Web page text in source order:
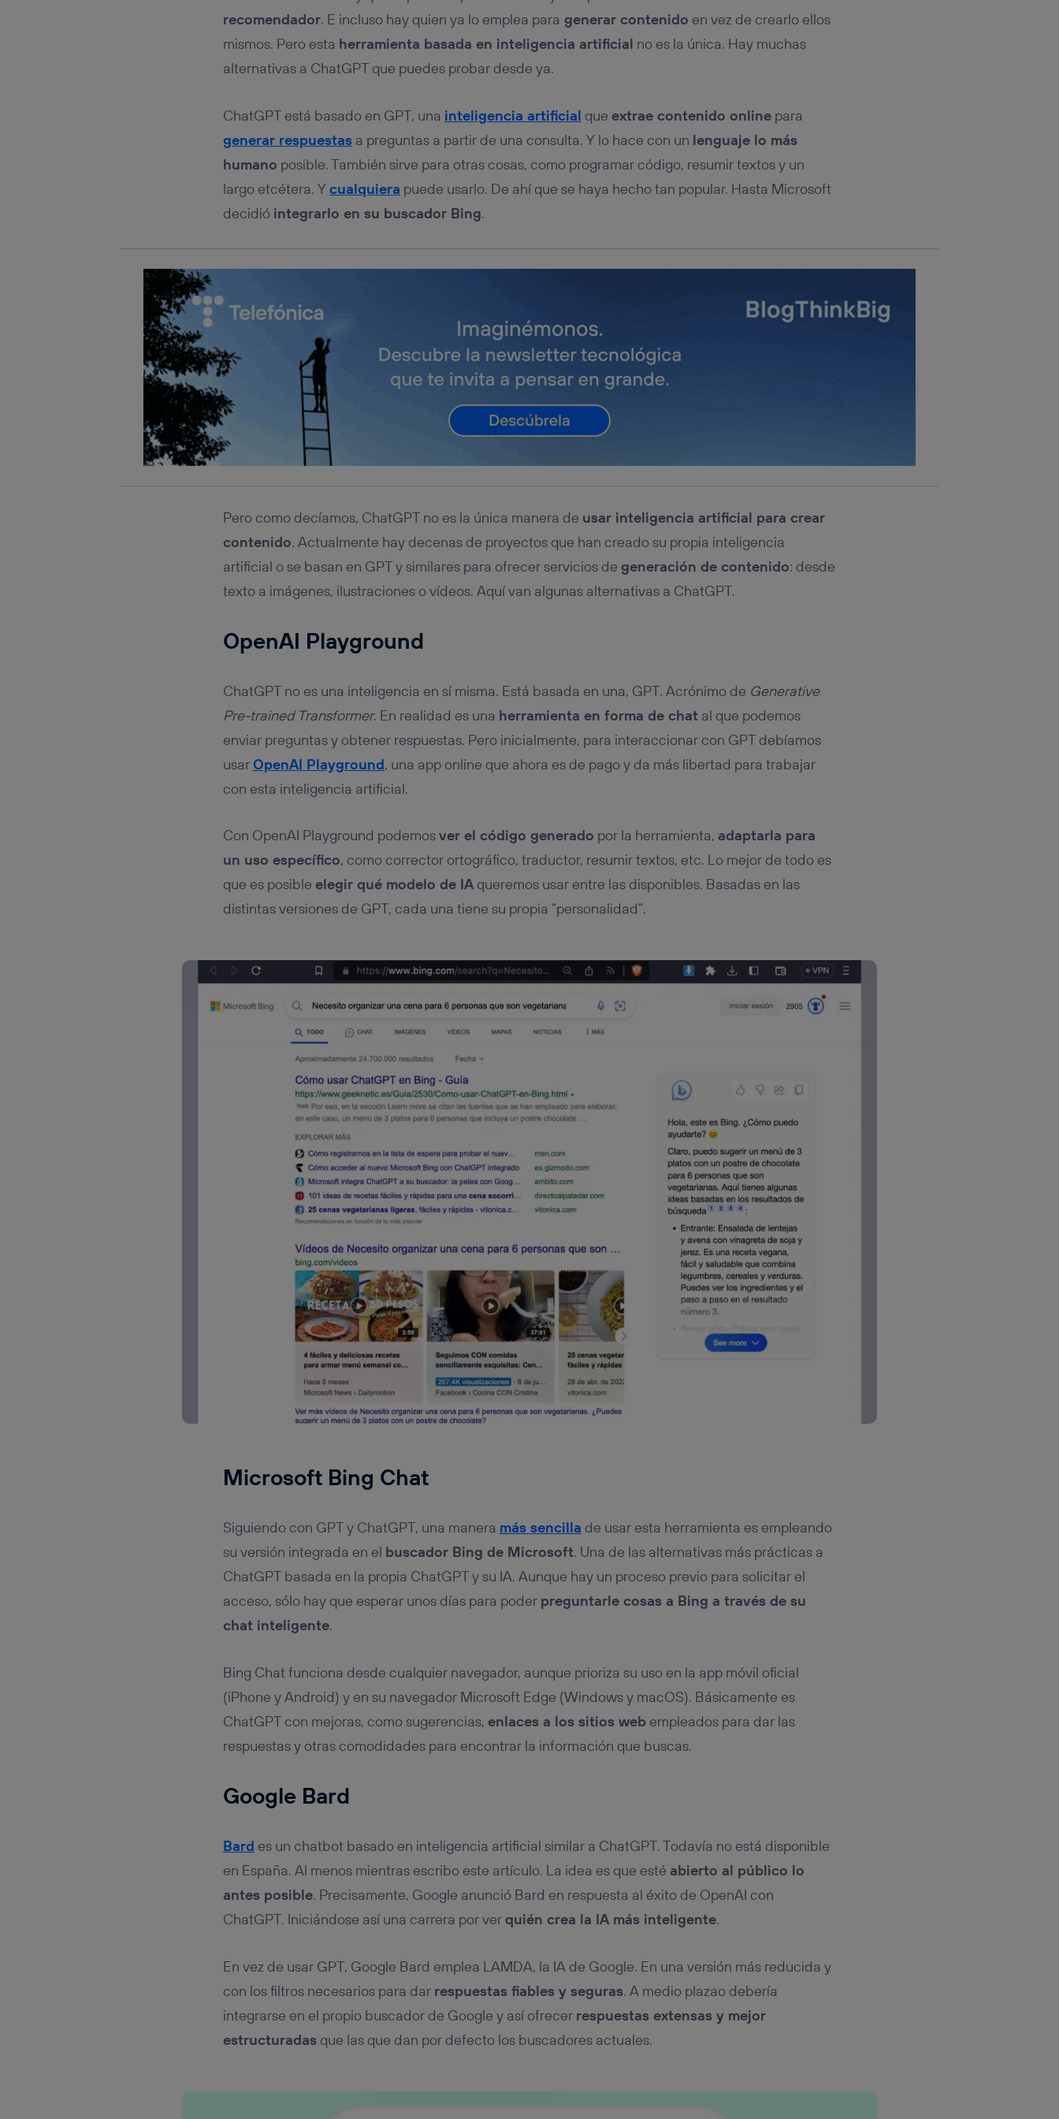
recomendador. E incluso hay quien ya lo emplea para generar contenido en vez de crearlo ellos
mismos. Pero esta herramienta basada en inteligencia artificial no es la única. Hay muchas
alternativas a ChatGPT que puedes probar desde ya.
ChatGPT está basado en GPT, una inteligencia artificial que extrae contenido onlinepara
generar respuestasa preguntas a partir de una consulta. Y lo hace con un lenguaje lo más
humano posible. También sirve para otras cosas, como programar código, resumir textos y un
largo etcétera. Ycualquiera puede usarlo. De ahí que se haya hecho tan popular. Hasta Microsoft
decidió integrarlo en su buscador Bing.
Pero como decíamos, ChatGPT no es la única manera de usar inteligencia artificial para crear
contenido. Actualmente hay decenas de proyectos que han creado su propia inteligencia
artificial o se basan en GPT y similares para ofrecer servicios de generación de contenido: desde
texto a imágenes, ilustraciones o vídeos. Aquí van algunas alternativas a ChatGPT.
OpenAI Playground
ChatGPT no es una inteligencia en sí misma. Está basada en una, GPT. Acrónimo de Generative
Pre-trained Transformer. En realidad es una herramienta en forma de chat al que podemos
enviar preguntas y obtener respuestas. Pero inicialmente, para interaccionar con GPT debíamos
usarOpenAI Playground, una app online que ahora es de pago y da más libertad para trabajar
con esta inteligencia artificial.
Con OpenAI Playground podemosver el código generado por la herramienta, adaptarla para
un uso específico, como corrector ortográfico, traductor, resumir textos, etc. Lo mejor de todo es
que es posible elegir qué modelo de IAqueremos usar entre las disponibles. Basadas en las
distintas versiones de GPT, cada una tiene su propia “personalidad”.
Microsoft Bing Chat
Siguiendo con GPT y ChatGPT, una manera más sencilla de usar esta herramienta es empleando
su versión integrada en el buscador Bing de Microsoft. Una de las alternativas más prácticas a
ChatGPT basada en la propia ChatGPT y su IA. Aunque hay un proceso previo para solicitar el
acceso, sólo hay que esperar unos días para poder preguntarle cosas a Bing a través de su
chat inteligente.
Bing Chat funciona desde cualquier navegador, aunque prioriza su uso en la app móvil oficial
(iPhone y Android) y en su navegador Microsoft Edge (Windows y macOS). Básicamente es
ChatGPT con mejoras, como sugerencias, enlaces a los sitios webempleados para dar las
respuestas y otras comodidades para encontrar la información que buscas.
Google Bard
Bard es un chatbot basado en inteligencia artificial similar a ChatGPT. Todavía no está disponible
en España. Al menos mientras escribo este artículo. La idea es que esté abierto al público lo
antes posible. Precisamente, Google anunció Bard en respuesta al éxito de OpenAI con
ChatGPT. Iniciándose así una carrera por verquién crea la IA más inteligente.
En vez de usar GPT, Google Bard emplea LAMDA, la IA de Google. En una versión más reducida y
con los filtros necesarios para dar respuestas fiables y seguras. A medio plazao debería
integrarse en el propio buscador de Google y así ofrecer respuestas extensas y mejor
estructuradasque las que dan por defecto los buscadores actuales.
conecte su dispositivo y consienta el uso de la tecnología recibirá el mismo identificador.
Si utilizas una conexión de banda ancha(p. ej., Wi-Fi), el marketing o análisis se
realizará en función de las actividades de navegación de los miembros del hogar que
únicamente en la navegación del usuario del móvil.
Puedes gestionar los consentimientos Utiq seleccionando “Administrar Utiq” en la parte
inferior de esta página web o visitando el
portal de privacidad de Utiq (“consenthub”)
Para más información, consulta la política de privacidad de Utiq.